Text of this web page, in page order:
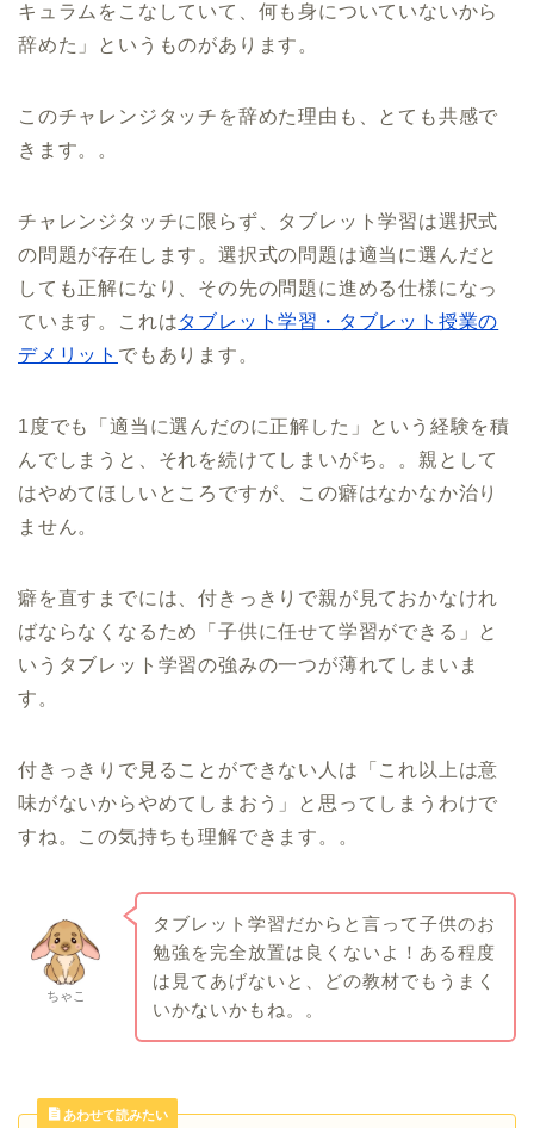
キュラムをこなしていて、何も身についていないから
辞めた」というものがあります。
このチャレンジタッチを辞めた理由も、とても共感で
きます。。
チャレンジタッチに限らず、タブレット学習は選択式
の問題が存在します。選択式の問題は適当に選んだと
しても正解になり、その先の問題に進める仕様になっ
ています。これはタブレット学習・タブレット授業の
デメリット でもあります。
1度でも「適当に選んだのに正解した」という経験を積
んでしまうと、それを続けてしまいがち。。親として
はやめてほしいところですが、この癖はなかなか治り
ません。
癖を直すまでには、付きっきりで親が見ておかなけれ
ばならなくなるため「子供に任せて学習ができる」と
いうタブレット学習の強みの一つが薄れてしまいま
す。
付きっきりで見ることができない人は「これ以上は意
味がないからやめてしまおう」と思ってしまうわけで
すね。この気持ちも理解できます。。
ちゃこ
タブレット学習だからと言って子供のお
勉強を完全放置は良くないよ！ある程度
は見てあげないと、どの教材でもうまく
いかないかもね。。
あわせて読みたい